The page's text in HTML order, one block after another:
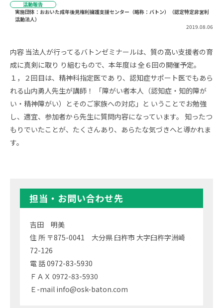
活動報告
実施団体：おおいた成年後見権利擁護支援センター（略称：バトン）（認定特定非営利
活動法人）
2019.08.06
内容 当法人が行ってるバトンゼミナールは、質の高い支援者の育
成に真剣に取り り組むもので、本年度は 全６回の開催予定。
１，２回目は、精神科指定医であ り、認知症サポート医でもあら
れる山内勇人先生が講師！ 「障がい者本人（認知症・知的障が
い・精神障がい）とそのご家族への対応」と いうことでお勉強
し、適宜、参加者から先生に質問内容になっています。 知ったつ
もりでいたことが、たくさんあり、あらたな気づきへと導かれま
す。
担当・お問い合わせ先
吉田 明美
住 所 〒875-0041 大分県 臼杵市 大字臼杵字洲崎
72-126
電 話 0972-83-5930
ＦＡＸ 0972-83-5930
Ｅ-mail info@osk-baton.com